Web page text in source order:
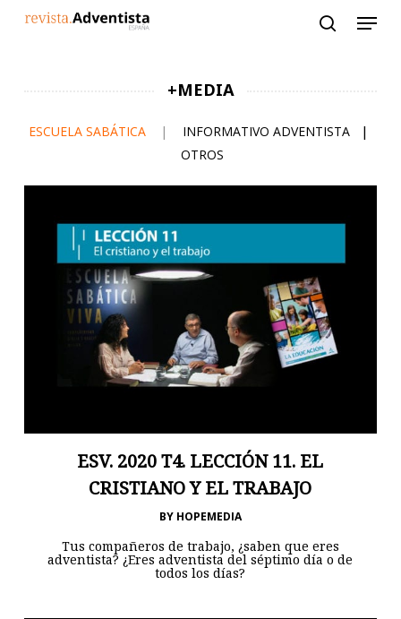
+MEDIA
ESCUELA SABÁTICA | INFORMATIVO ADVENTISTA|
OTROS
ESV. 2020 T4. LECCIÓN 11. EL
CRISTIANO Y EL TRABAJO
BY HOPEMEDIA
Tus compañeros de trabajo, ¿saben que eres
adventista? ¿Eres adventista del séptimo día o de
todos los días?